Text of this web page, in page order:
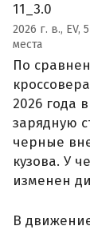
11_3.0
2026 г. в., EV,
места
По
2026 года
зарядную
черные
кузова. У
изменен
В